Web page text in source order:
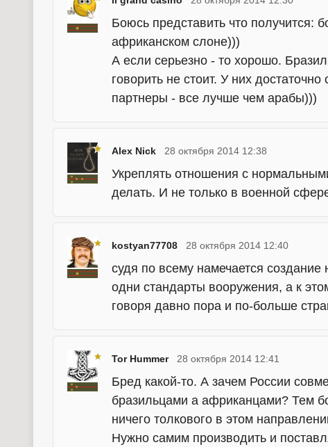
Боюсь представить что получится:
африканском слоне)))
А если серьезно - то хорошо.
говорить не стоит. У них
партнеры - все лучше чем арабы)))
Alex Nick 28 октября 2014 12:38
Укреплять отношения с
делать. И не только в военной
kostyan77708 28 октября 2014 12:40
судя по всему намечается
одни стандарты вооружения, а к
говоря давно пора и по-больше
Tor Hummer 28 октября 2014 12:41
Бред какой-то. А зачем России
бразильцами а африканцами? Тем
ничего толкового в этом
Нужно самим производить и